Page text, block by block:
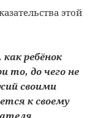
этой
ребёнок
то, до чего не
своими
к своему